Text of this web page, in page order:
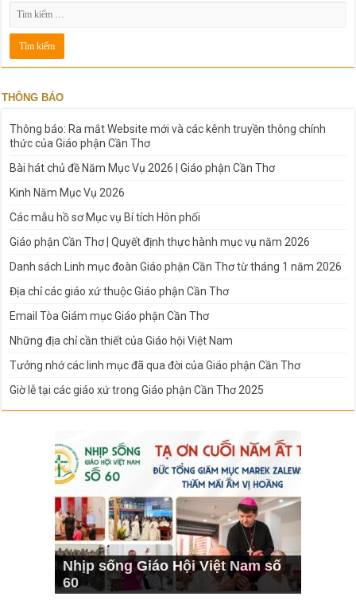
THÔNG BÁO
Thông báo: Ra mắt Website mới và các kênh truyền thông chính
thức của Giáo phận Cần Thơ
Bài hát chủ đề Năm Mục Vụ 2026 | Giáo phận Cần Thơ
Kinh Năm Mục Vụ 2026
Các mẫu hồ sơ Mục vụ Bí tích Hôn phối
Giáo phận Cần Thơ | Quyết định thực hành mục vụ năm 2026
Danh sách Linh mục đoàn Giáo phận Cần Thơ từ tháng 1 năm 2026
Địa chỉ các giáo xứ thuộc Giáo phận Cần Thơ
Email Tòa Giám mục Giáo phận Cần Thơ
Những địa chỉ cần thiết của Giáo hội Việt Nam
Tưởng nhớ các linh mục đã qua đời của Giáo phận Cần Thơ
Giờ lễ tại các giáo xứ trong Giáo phận Cần Thơ 2025
Nhịp sống Giáo Hội Việt Nam số
60